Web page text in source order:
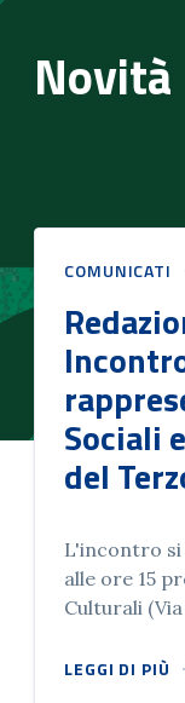
Novità
COMUNICATI
Sociali
del
L'incontro si
alle ore 15
Culturali
accademici,
LEGGI DI PIÙ